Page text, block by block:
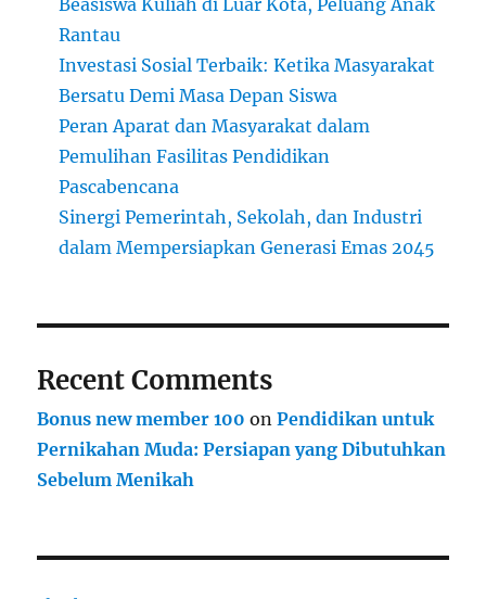
Rantau
Investasi Sosial Terbaik: Ketika Masyarakat
Bersatu Demi Masa Depan Siswa
Peran Aparat dan Masyarakat dalam
Pemulihan Fasilitas Pendidikan
Pascabencana
Sinergi Pemerintah, Sekolah, dan Industri
dalam Mempersiapkan Generasi Emas 2045
Recent Comments
Bonus new member 100 onPendidikan untuk
Pernikahan Muda: Persiapan yang Dibutuhkan
Sebelum Menikah